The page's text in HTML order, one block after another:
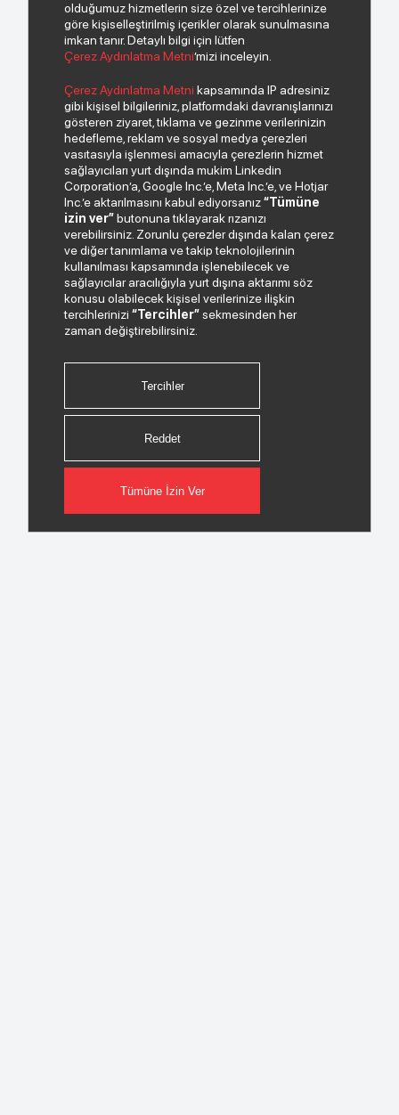
olduğumuz hizmetlerin size özel ve tercihlerinize
göre kişiselleştirilmiş içerikler olarak sunulmasına
imkan tanır. Detaylı bilgi için lütfen
Çerez Aydınlatma Metni’mizi inceleyin.
Çerez Aydınlatma Metni kapsamında IP adresiniz
gibi kişisel bilgileriniz, platformdaki davranışlarınızı
gösteren ziyaret, tıklama ve gezinme verilerinizin
hedefleme, reklam ve sosyal medya çerezleri
vasıtasıyla işlenmesi amacıyla çerezlerin hizmet
sağlayıcıları yurt dışında mukim Linkedin
Corporation’a, Google Inc.’e, Meta Inc.’e, ve Hotjar
Inc.’e aktarılmasını kabul ediyorsanız“Tümüne
izin ver”butonuna tıklayarak rızanızı
verebilirsiniz. Zorunlu çerezler dışında kalan çerez
ve diğer tanımlama ve takip teknolojilerinin
kullanılması kapsamında işlenebilecek ve
sağlayıcılar aracılığıyla yurt dışına aktarımı söz
konusu olabilecek kişisel verilerinize ilişkin
tercihlerinizi“Tercihler”sekmesinden her
zaman değiştirebilirsiniz.
Tercihler
Reddet
Tümüne İzin Ver